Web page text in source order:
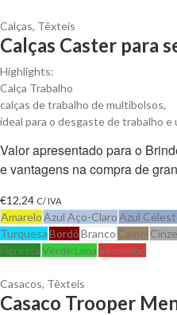
Calças, Têxteis
Calças Caster para
Highlights:
Calça Trabalho
calças de trabalho de multibolsos,
ideal para o desgaste de trabalho e
Valor apresentado para o
e vantagens na compra de
€12,24 C/ IVA
AmareloAzul Aço-ClaroAzul
TurquesaBordôBranco Camel
FlorestaVerde LimaVermelho
Casacos, Têxteis
Casaco Trooper